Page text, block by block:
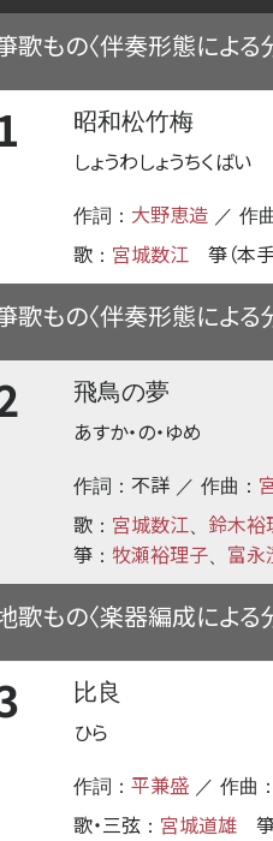
歌もの〈伴奏形態による
昭和松竹梅
しょうわしょうちくばい
作詞： 大野恵造 ／ 作
歌 ： 宮城数江 箏（本手
歌もの〈伴奏形態による
飛鳥の夢
あすか・の・ゆめ
作詞： 不詳 ／ 作曲：
歌 ： 宮城数江、 鈴木裕
箏 ： 牧瀬裕理子、 富永
歌もの〈楽器編成による
比良
ひら
作詞： 平兼盛 ／ 作曲：
歌・三弦 ： 宮城道雄